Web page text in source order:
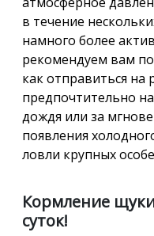
в течение
намного более
рекомендуем вам
как отправиться на
предпочтительно
дождя или за
появления
ловли крупных
Кормление
суток!